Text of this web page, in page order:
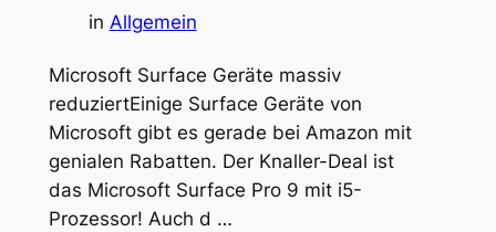
in Allgemein
Microsoft Surface Geräte massiv
reduziertEinige Surface Geräte von
Microsoft gibt es gerade bei Amazon mit
genialen Rabatten. Der Knaller-Deal ist
das Microsoft Surface Pro 9 mit i5-
Prozessor! Auch d …